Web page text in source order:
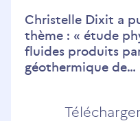
géothermique
de
Bouillante
Christelle Dixit a
thème : « étude
fluides produits
géothermique de…